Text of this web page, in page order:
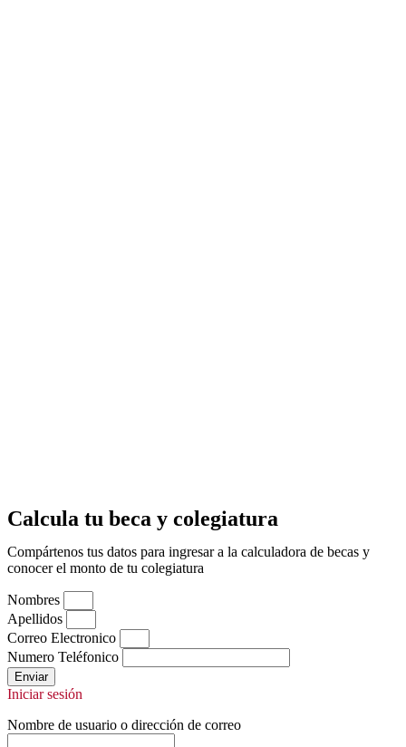
Calcula tu beca y colegiatura
Compártenos tus datos para ingresar a la calculadora de becas y
conocer el monto de tu colegiatura
Nombres
Apellidos
Correo Electronico
Numero Teléfonico
Enviar
Iniciar sesión
Nombre de usuario o dirección de correo